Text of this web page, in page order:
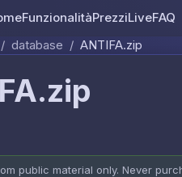
FunzionalitàPrezziLiveFAQ
/ database / ANTIFA.zip
public material only. Never